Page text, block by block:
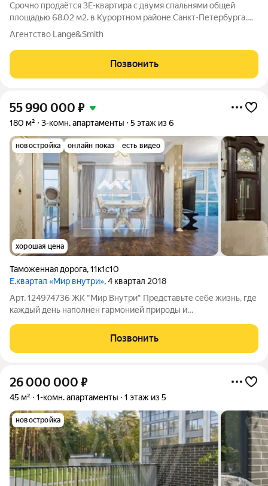
Срочно продаётся 3Е-квартира с двумя спальнями общей
площадью 68.02 м2. в Курортном районе Санкт-Петербурга.
Квартира расположена в малоэтажном комплексе бизнес
класса в Сестрорецке. Идеальное место для комфортной
семейной жизни в окружении зелёных
Агентство Lange&Smith
Позвонить
55 990 000 ₽
180 м² 3-комн. апартаменты 5 этаж из 6
новостройка онлайн показ есть видео
хорошая цена
Таможенная дорога,11к1с10
Е.квартал «Мир внутри», 4 квартал 2018
Арт. 124974736 ЖК "Мир Внутри" Представьте себе жизнь, где
каждый день наполнен гармонией природы и
"Внутри", расположенный в самом сердце Курортного района
Санкт-Петербурга, прямо на берегу
Позвонить
26 000 000 ₽
45 м² 1-комн. апартаменты 1 этаж из 5
новостройка